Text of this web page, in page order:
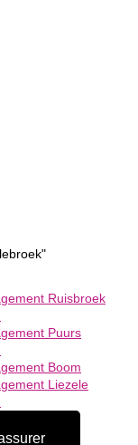
Ruisbroek
Puurs
Boom
Liezele
de